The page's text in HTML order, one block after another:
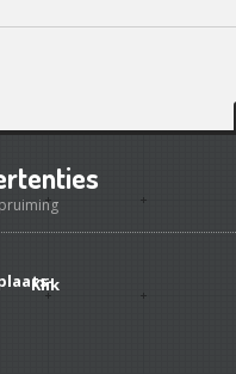
Klik